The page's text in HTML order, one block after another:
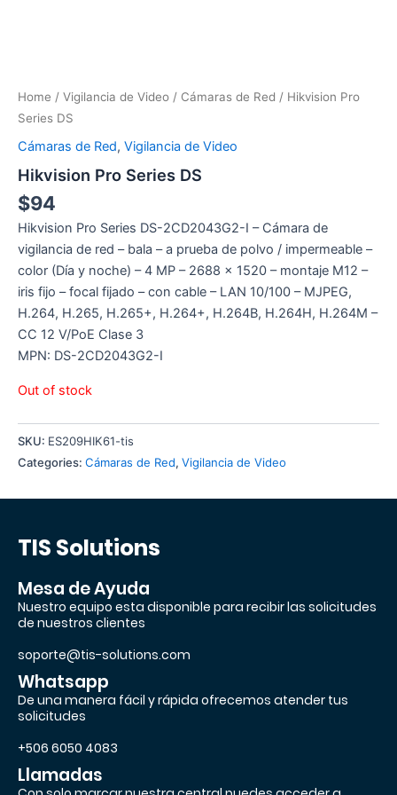
Home / Vigilancia de Video / Cámaras de Red / Hikvision Pro
Series DS
Cámaras de Red, Vigilancia de Video
Hikvision Pro Series DS
$94
Hikvision Pro Series DS-2CD2043G2-I – Cámara de
vigilancia de red – bala – a prueba de polvo / impermeable –
color (Día y noche) – 4 MP – 2688 x 1520 – montaje M12 –
iris fijo – focal fijado – con cable – LAN 10/100 – MJPEG,
H.264, H.265, H.265+, H.264+, H.264B, H.264H, H.264M –
CC 12 V/PoE Clase 3
MPN: DS-2CD2043G2-I
Out of stock
SKU: ES209HIK61-tis
Categories: Cámaras de Red, Vigilancia de Video
TIS Solutions
Mesa de Ayuda
Nuestro equipo esta disponible para recibir las solicitudes
de nuestros clientes
soporte@tis-solutions.com
Whatsapp
De una manera fácil y rápida ofrecemos atender tus
solicitudes
+506 6050 4083
Llamadas